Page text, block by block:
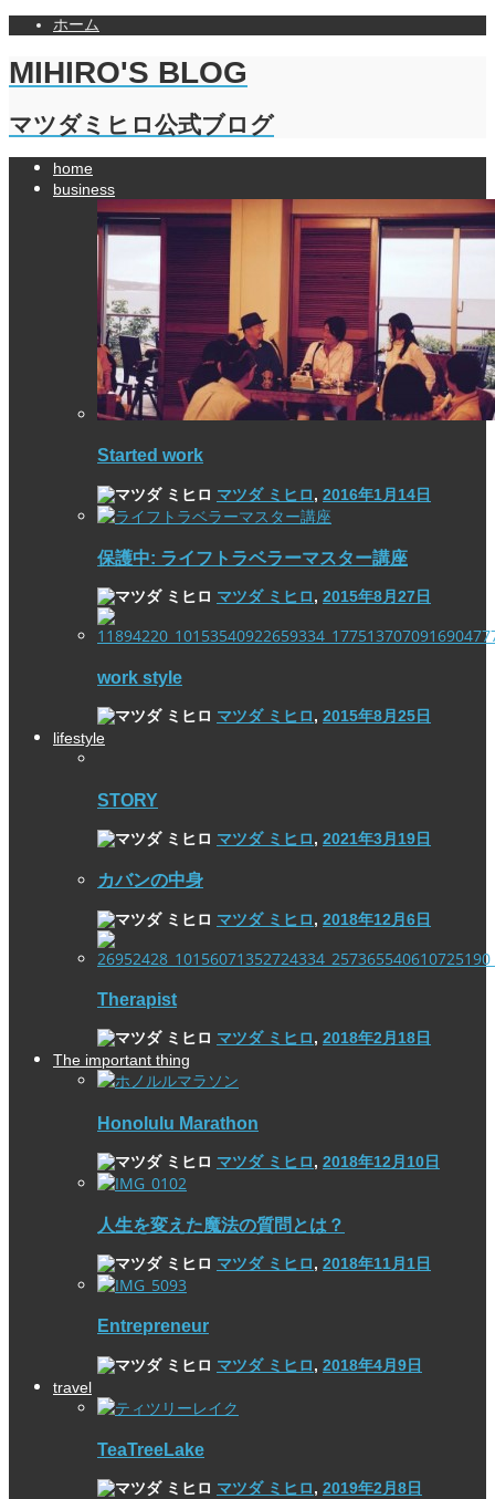
ホーム
MIHIRO'S BLOG
マツダミヒロ公式ブログ
home
business
Started work
マツダ ミヒロ, 2016年1月14日
保護中: ライフトラベラーマスター講座
マツダ ミヒロ, 2015年8月27日
work style
マツダ ミヒロ, 2015年8月25日
lifestyle
STORY
マツダ ミヒロ, 2021年3月19日
カバンの中身
マツダ ミヒロ, 2018年12月6日
Therapist
マツダ ミヒロ, 2018年2月18日
The important thing
Honolulu Marathon
マツダ ミヒロ, 2018年12月10日
人生を変えた魔法の質問とは？
マツダ ミヒロ, 2018年11月1日
Entrepreneur
マツダ ミヒロ, 2018年4月9日
travel
TeaTreeLake
マツダ ミヒロ, 2019年2月8日